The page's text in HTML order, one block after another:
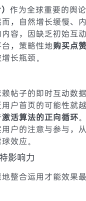
作为全球重要的舆
，自然增长缓慢、
容，因缺乏初始互
，策略性地购买点
长瓶颈。
赖帖子的即时互动数
户首页的可能性就越
激活算法的正向循环
户的注意与参与，
效应。
影响力
整合运用才能效果